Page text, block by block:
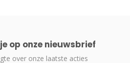
op onze nieuwsbrief
over onze laatste acties